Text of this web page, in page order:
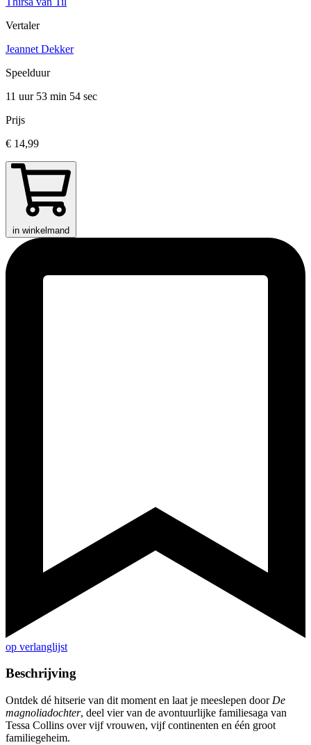
Vertaler
Jeannet Dekker
Speelduur
11 uur 53 min 54 sec
Prijs
€ 14,99
in winkelmand
op verlanglijst
Beschrijving
Ontdek dé hitserie van dit moment en laat je meeslepen door De
magnoliadochter, deel vier van de avontuurlijke familiesaga van
Tessa Collins over vijf vrouwen, vijf continenten en één groot
familiegeheim.